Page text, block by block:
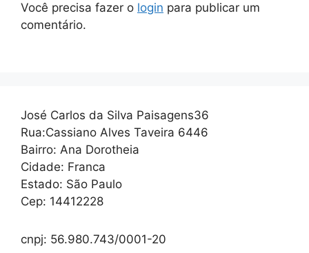
Você precisa fazer o login para publicar um
comentário.
José Carlos da Silva Paisagens36
Rua:Cassiano Alves Taveira 6446
Bairro: Ana Dorotheia
Cidade: Franca
Estado: São Paulo
Cep: 14412228
cnpj: 56.980.743/0001-20